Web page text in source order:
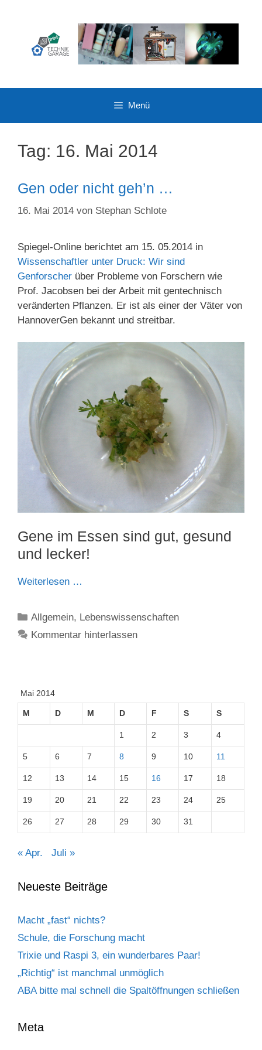
Menü
Tag: 16. Mai 2014
Gen oder nicht geh’n …
16. Mai 2014 von Stephan Schlote
Spiegel-Online berichtet am 15. 05.2014 in
Wissenschaftler unter Druck: Wir sind
Genforscher über Probleme von Forschern wie
Prof. Jacobsen bei der Arbeit mit gentechnisch
veränderten Pflanzen. Er ist als einer der Väter von
HannoverGen bekannt und streitbar.
Gene im Essen sind gut, gesund
und lecker!
Weiterlesen …
Kategorien
Allgemein, Lebenswissenschaften
Kommentar hinterlassen
Mai 2014
M D M D F S S
1 2 3 4
5 6 7 8 9 10 11
12 13 14 15 16 17 18
19 20 21 22 23 24 25
26 27 28 29 30 31
« Apr. Juli »
Neueste Beiträge
Macht „fast“ nichts?
Schule, die Forschung macht
Trixie und Raspi 3, ein wunderbares Paar!
„Richtig“ ist manchmal unmöglich
ABA bitte mal schnell die Spaltöffnungen schließen
Meta